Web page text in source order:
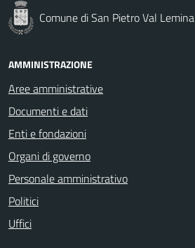
Comune di San Pietro Val Lemina
AMMINISTRAZIONE
Aree amministrative
Documenti e dati
Enti e fondazioni
Organi di governo
Personale amministrativo
Politici
Uffici